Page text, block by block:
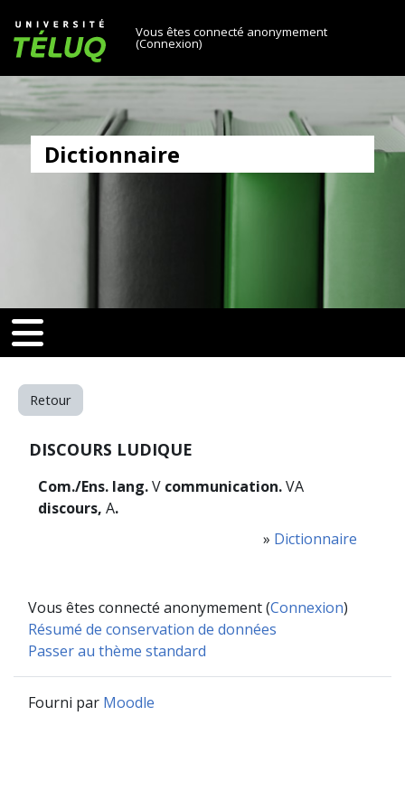
Université TÉLUQ
Vous êtes connecté anonymement
(Connexion)
Dictionnaire
[[nav-toggle]]
toggle]]
Retour
DISCOURS LUDIQUE
Com./Ens. lang.V communication.VA
discours, A.
» Dictionnaire
Vous êtes connecté anonymement (Connexion)
Résumé de conservation de données
Passer au thème standard
Fourni par Moodle